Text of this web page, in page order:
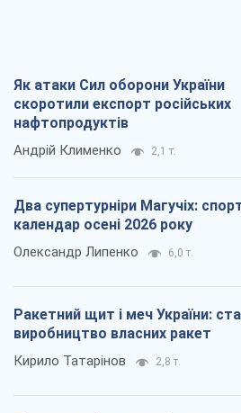
Як атаки Сил оборони України
скоротили експорт російських
нафтопродуктів
Андрій Клименко 2,1 т.
Два супертурніри Магучіх:
календар осені 2026 року
Олександр Липенко 6,0 т.
Ракетний щит і меч України:
виробництво власних ракет
Кирило Татарінов 2,8 т.